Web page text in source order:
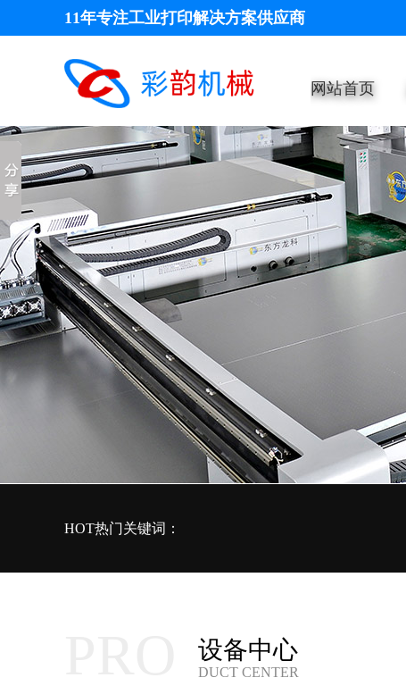
11年专注工业打印解决方案供应商
网站首页
HOT热门关键词：
设备中心
DUCT CENTER